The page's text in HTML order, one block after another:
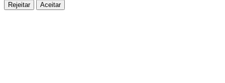
Rejeitar Aceitar